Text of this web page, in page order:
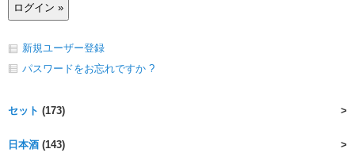
新規ユーザー登録
パスワードをお忘れですか ?
セット (173)
日本酒 (143)